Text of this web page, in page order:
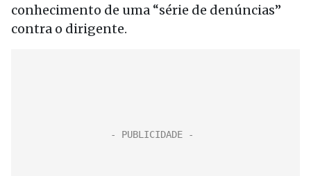
conhecimento de uma “série de denúncias”
contra o dirigente.